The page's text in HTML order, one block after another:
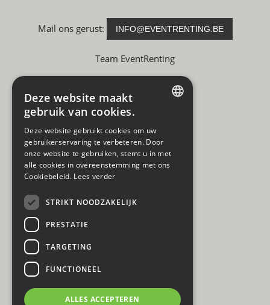
Mail ons gerust: INFO@EVENTRENTING.BE
Team EventRenting
FRENCH
Deze website maakt
gebruik van cookies.
Deze website gebruikt cookies om uw
gebruikerservaring te verbeteren. Door
onze website te gebruiken, stemt u in met
alle cookies in overeenstemming met ons
Cookiebeleid. Lees verder
STRIKT NOODZAKELIJK
PRESTATIE
TARGETING
FUNCTIONEEL
ALLES ACCEPTEREN